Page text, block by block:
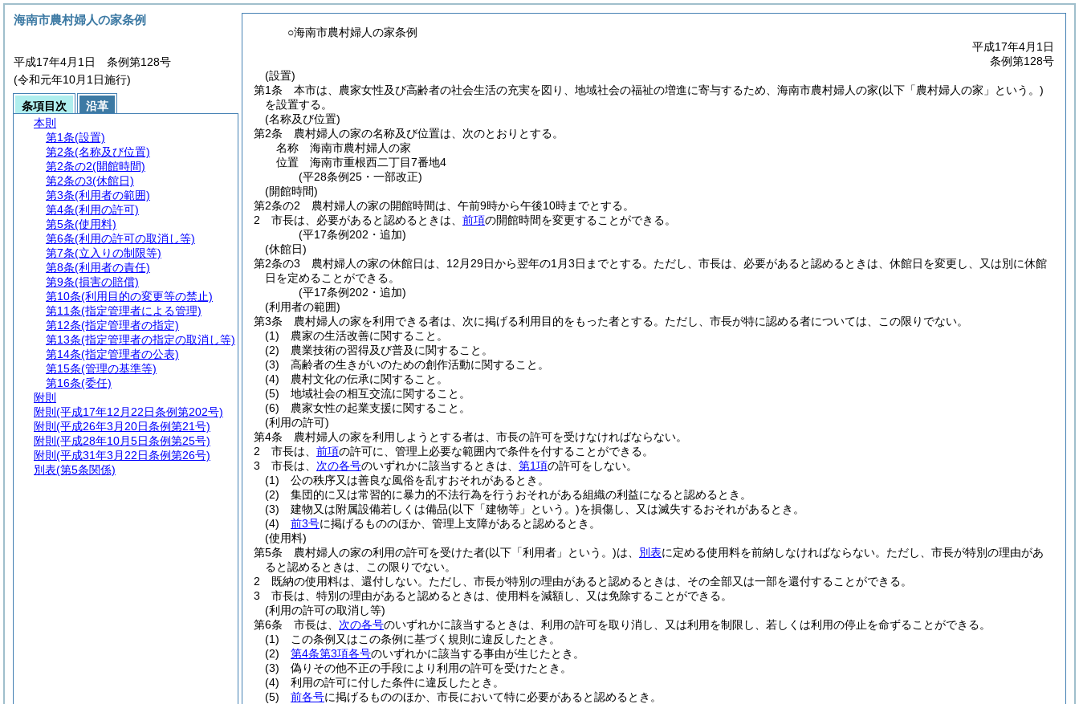
○海南市農村婦人の家条例
平成17年4月1日
条例第128号
(設置)
第1条
本市は、農家女性及び高齢者の社会生活の充実を図り、地域社会の福祉の増進に寄与するため、海南市農村婦人の家(以下「農村婦人の家」という。)
を設置する。
(名称及び位置)
第2条
農村婦人の家の名称及び位置は、次のとおりとする。
名称 海南市農村婦人の家
位置 海南市重根西二丁目7番地4
(平28条例25・一部改正)
(開館時間)
第2条の2
農村婦人の家の開館時間は、午前9時から午後10時までとする。
2
市長は、必要があると認めるときは、 前項の開館時間を変更することができる。
(平17条例202・追加)
(休館日)
第2条の3
農村婦人の家の休館日は、12月29日から翌年の1月3日までとする。 ただし、市長は、必要があると認めるときは、休館日を変更し、又は別に休館
日を定めることができる。
(平17条例202・追加)
(利用者の範囲)
第3条
農村婦人の家を利用できる者は、次に掲げる利用目的をもった者とする。 ただし、市長が特に認める者については、この限りでない。
(1)
農家の生活改善に関すること。
(2)
農業技術の習得及び普及に関すること。
(3)
高齢者の生きがいのための創作活動に関すること。
(4)
農村文化の伝承に関すること。
(5)
地域社会の相互交流に関すること。
(6)
農家女性の起業支援に関すること。
(利用の許可)
第4条
農村婦人の家を利用しようとする者は、市長の許可を受けなければならない。
2
市長は、 前項の許可に、管理上必要な範囲内で条件を付することができる。
3
市長は、 次の各号のいずれかに該当するときは、 第1項の許可をしない。
(1)
公の秩序又は善良な風俗を乱すおそれがあるとき。
(2)
集団的に又は常習的に暴力的不法行為を行うおそれがある組織の利益になると認めるとき。
(3)
建物又は附属設備若しくは備品(以下「建物等」という。)を損傷し、又は滅失するおそれがあるとき。
(4)
前3号に掲げるもののほか、管理上支障があると認めるとき。
(使用料)
第5条
農村婦人の家の利用の許可を受けた者(以下「利用者」という。)は、 別表に定める使用料を前納しなければならない。 ただし、市長が特別の理由があ
ると認めるときは、この限りでない。
2
既納の使用料は、還付しない。 ただし、市長が特別の理由があると認めるときは、その全部又は一部を還付することができる。
3
市長は、特別の理由があると認めるときは、使用料を減額し、又は免除することができる。
(利用の許可の取消し等)
第6条
市長は、 次の各号のいずれかに該当するときは、利用の許可を取り消し、又は利用を制限し、若しくは利用の停止を命ずることができる。
(1)
この条例又はこの条例に基づく規則に違反したとき。
(2)
第4条第3項各号のいずれかに該当する事由が生じたとき。
(3)
偽りその他不正の手段により利用の許可を受けたとき。
(4)
利用の許可に付した条件に違反したとき。
(5)
前各号に掲げるもののほか、市長において特に必要があると認めるとき。
海南市農村婦人の家条例
平成17年4月1日 条例第128号
(令和元年10月1日施行)
条項目次
沿革
本則
第1条(設置)
第2条(名称及び位置)
第2条の2(開館時間)
第2条の3(休館日)
第3条(利用者の範囲)
第4条(利用の許可)
第5条(使用料)
第6条(利用の許可の取消し等)
第7条(立入りの制限等)
第8条(利用者の責任)
第9条(損害の賠償)
第10条(利用目的の変更等の禁止)
第11条(指定管理者による管理)
第12条(指定管理者の指定)
第13条(指定管理者の指定の取消し等)
第14条(指定管理者の公表)
第15条(管理の基準等)
第16条(委任)
附則
附則 (平成17年12月22日条例第202号)
附則 (平成26年3月20日条例第21号)
附則 (平成28年10月5日条例第25号)
附則 (平成31年3月22日条例第26号)
別表(第5条関係)